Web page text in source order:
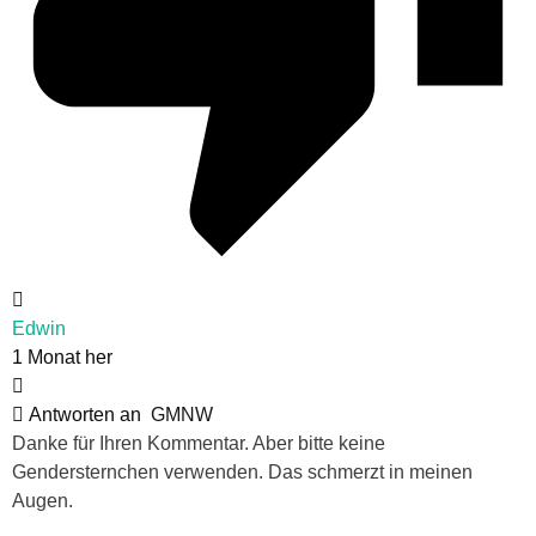
Edwin
1 Monat her
Antworten an GMNW
Danke für Ihren Kommentar. Aber bitte keine
Gendersternchen verwenden. Das schmerzt in meinen
Augen.